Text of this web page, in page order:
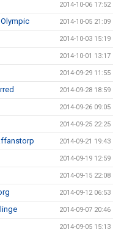
2014-10-06 17:52
2014-10-05 21:09
2014-10-03 15:19
2014-10-01 13:17
2014-09-29 11:55
2014-09-28 18:59
2014-09-26 09:05
2014-09-25 22:25
2014-09-21 19:43
2014-09-19 12:59
2014-09-15 22:08
2014-09-12 06:53
2014-09-07 20:46
2014-09-05 15:13